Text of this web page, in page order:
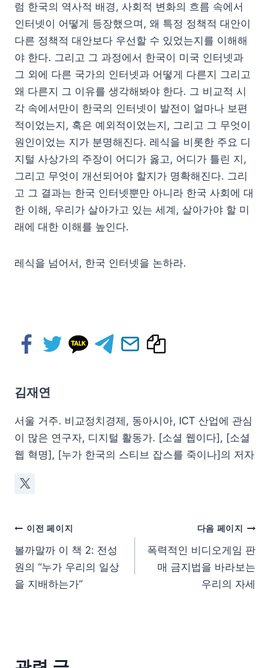
럼 한국의 역사적 배경, 사회적 변화의 흐름 속에서
인터넷이 어떻게 등장했으며, 왜 특정 정책적 대안이
다른 정책적 대안보다 우선할 수 있었는지를 이해해
야 한다. 그리고 그 과정에서 한국이 미국 인터넷과
그 외에 다른 국가의 인터넷과 어떻게 다른지 그리고
왜 다른지 그 이유를 생각해봐야 한다. 그 비교적 시
각 속에서만이 한국의 인터넷이 발전이 얼마나 보편
적이었는지, 혹은 예외적이었는지, 그리고 그 무엇이
원인이었는 지가 분명해진다. 레식을 비롯한 주요 디
지털 사상가의 주장이 어디가 옳고, 어디가 틀린 지,
그리고 무엇이 개선되어야 할지가 명확해진다. 그리
고 그 결과는 한국 인터넷뿐만 아니라 한국 사회에 대
한 이해, 우리가 살아가고 있는 세계, 살아가야 할 미
래에 대한 이해를 높인다.
레식을 넘어서, 한국 인터넷을 논하라.
김재연
서울 거주. 비교정치경제, 동아시아, ICT 산업에 관심
이 많은 연구자, 디지털 활동가. [소셜 웹이다], [소셜
웹 혁명], [누가 한국의 스티브 잡스를 죽이나]의 저자
이전 페이지
볼까말까 이 책 2: 전성
원의 “누가 우리의 일상
을 지배하는가”
다음 페이지
폭력적인 비디오게임 판
매 금지법을 바라보는
우리의 자세